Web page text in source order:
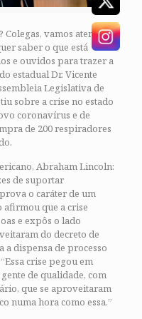
Colegas, vamos atender
saber o que está
e ouvidos para trazer a
estadual Dr. Vicente
Legislativa de
sobre a crise no estado
coronavírus e de
de 200 respiradores
Abraham Lincoln:
de suportar
o caráter de um
afirmou que a crise
e expôs o lado
do decreto de
dispensa de processo
crise pegou em
de qualidade, com
que se aproveitaram
numa hora como essa.”